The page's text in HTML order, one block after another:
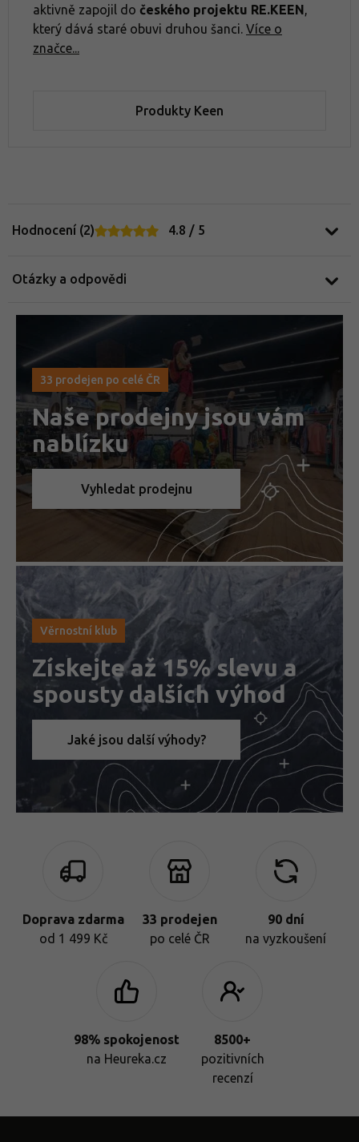
aktivně zapojil do českého projektu RE.KEEN,
který dává staré obuvi druhou šanci. Více o
značce...
Produkty Keen
Hodnocení (2) 4.8 / 5
Otázky a odpovědi
33 prodejen po celé ČR
Naše prodejny jsou vám
nablízku
Vyhledat prodejnu
Věrnostní klub
Získejte až 15% slevu a
spousty dalších výhod
Jaké jsou další výhody?
Doprava zdarma
od 1 499 Kč
33 prodejen
po celé ČR
90 dní
na vyzkoušení
98% spokojenost
na Heureka.cz
8500+
pozitivních
recenzí